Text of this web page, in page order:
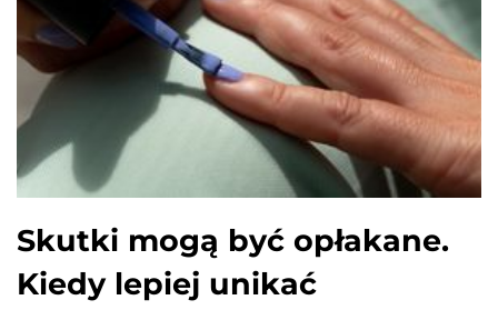
Skutki mogą być opłakane.
Kiedy lepiej unikać